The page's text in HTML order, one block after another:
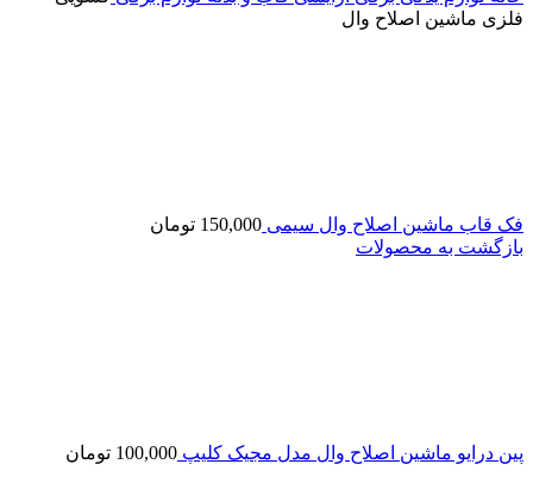
فلزی ماشین اصلاح وال
فک قاب ماشین اصلاح وال سیمی 150,000 تومان
بازگشت به محصولات
پین درایو ماشین اصلاح وال مدل مجیک کلیپ 100,000 تومان